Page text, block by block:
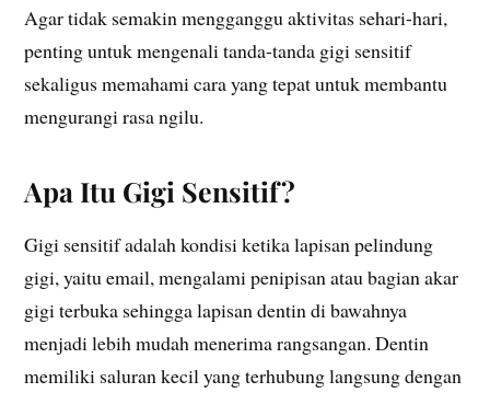
Agar tidak semakin mengganggu aktivitas sehari-hari,
penting untuk mengenali tanda-tanda gigi sensitif
sekaligus memahami cara yang tepat untuk membantu
mengurangi rasa ngilu.
Apa Itu Gigi Sensitif?
Gigi sensitif adalah kondisi ketika lapisan pelindung
gigi, yaitu email, mengalami penipisan atau bagian akar
gigi terbuka sehingga lapisan dentin di bawahnya
menjadi lebih mudah menerima rangsangan. Dentin
memiliki saluran kecil yang terhubung langsung dengan